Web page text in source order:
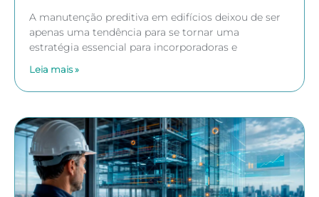
A manutenção preditiva em edifícios deixou de ser
apenas uma tendência para se tornar uma
estratégia essencial para incorporadoras e
Leia mais »